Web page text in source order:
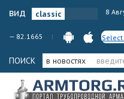
вид 8
— 82.1665
ПОИСК в новостях